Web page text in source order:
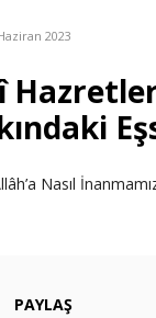
2023
Nasıl
PAYLAŞ